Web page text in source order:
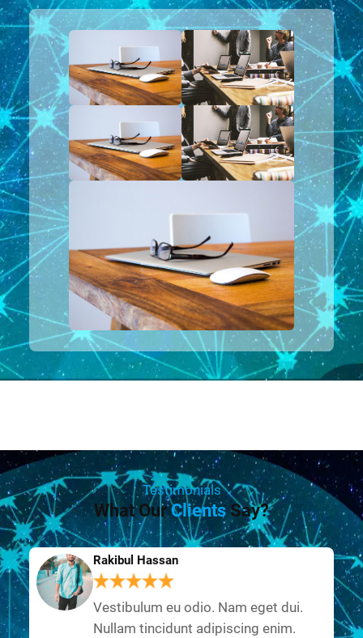
Testimonials
What OurClients Say?
Rakibul Hassan
Vestibulum eu odio. Nam eget dui.
Nullam tincidunt adipiscing enim.